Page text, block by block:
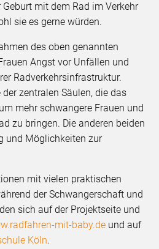
mit dem Rad im Verkehr
sie es gerne würden.
des oben genannten
Angst vor Unfällen und
Radverkehrsinfrastruktur.
zentralen Säulen, die das
mehr schwangere Frauen und
zu bringen. Die anderen beiden
und Möglichkeiten zur
mit vielen praktischen
der Schwangerschaft und
sich auf der Projektseite und
mit-baby.de und auf
Köln.